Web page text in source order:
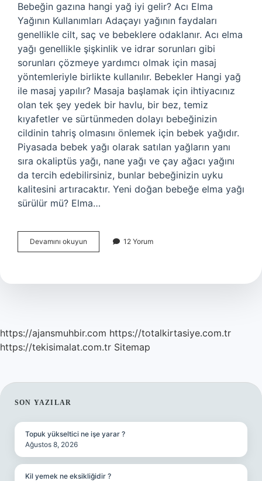
Bebeğin gazına hangi yağ iyi gelir? Acı Elma
Yağının Kullanımları Adaçayı yağının faydaları
genellikle cilt, saç ve bebeklere odaklanır. Acı elma
yağı genellikle şişkinlik ve idrar sorunları gibi
sorunları çözmeye yardımcı olmak için masaj
yöntemleriyle birlikte kullanılır. Bebekler Hangi yağ
ile masaj yapılır? Masaja başlamak için ihtiyacınız
olan tek şey yedek bir havlu, bir bez, temiz
kıyafetler ve sürtünmeden dolayı bebeğinizin
cildinin tahriş olmasını önlemek için bebek yağıdır.
Piyasada bebek yağı olarak satılan yağların yanı
sıra okaliptüs yağı, nane yağı ve çay ağacı yağını
da tercih edebilirsiniz, bunlar bebeğinizin uyku
kalitesini artıracaktır. Yeni doğan bebeğe elma yağı
sürülür mü? Elma…
Devamını okuyun Bebeklerde
Gaz
Yağ
12 Yorum
https://ajansmuhbir.com https://totalkirtasiye.com.tr
https://tekisimalat.com.tr Sitemap
SIDEBAR
SON YAZILAR
Topuk yükseltici ne işe yarar ?
Ağustos 8, 2026
Kil yemek ne eksikliğidir ?